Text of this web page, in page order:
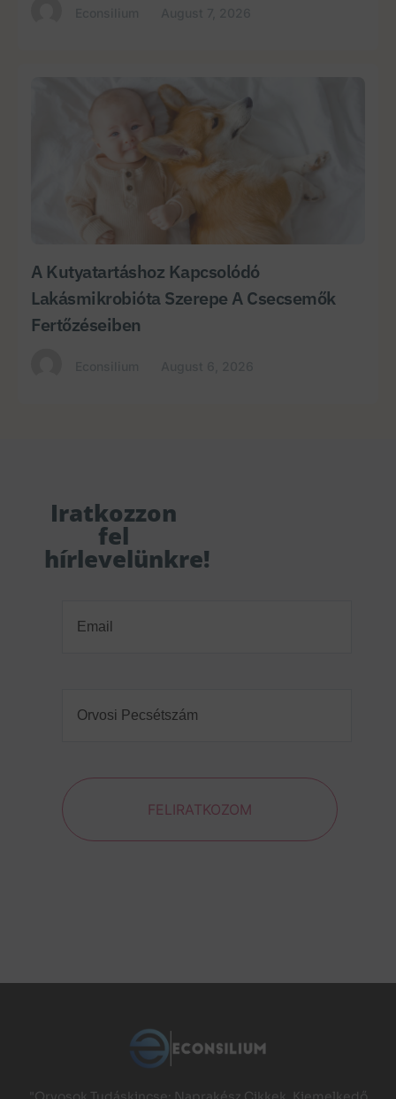
A Kutyatartáshoz Kapcsolódó
Lakásmikrobióta Szerepe A Csecsemők
Fertőzéseiben
Iratkozzon
fel
hírlevelünkre!
Pecsétszám(Required)
FELIRATKOZOM